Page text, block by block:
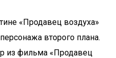
«Продавец воздуха»
второго плана.
из фильма «Продавец